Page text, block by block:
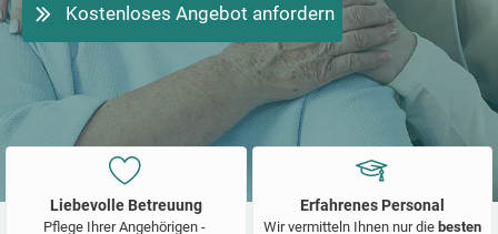
Kostenloses Angebot anfordern
Liebevolle Betreuung
Pflege Ihrer Angehörigen -
Erfahrenes Personal
Wir vermitteln Ihnen nur die besten